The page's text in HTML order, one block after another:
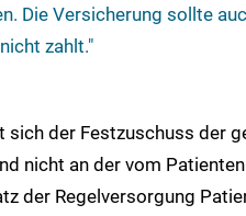
Die Versicherung sollte
zahlt."
sich der Festzuschuss der
nicht an der vom
der Regelversorgung